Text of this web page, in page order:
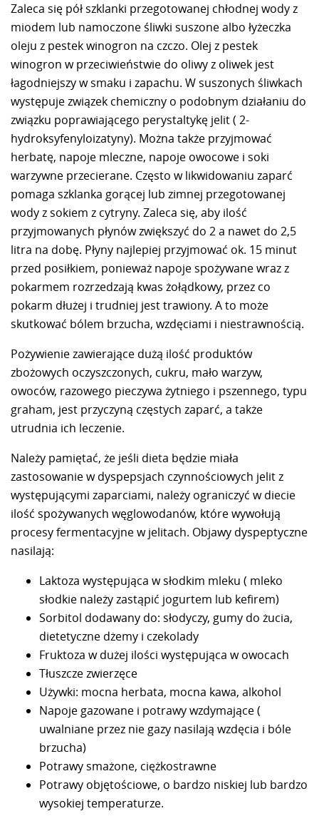
Zaleca się pół szklanki przegotowanej chłodnej wody z
miodem lub namoczone śliwki suszone albo łyżeczka
oleju z pestek winogron na czczo. Olej z pestek
winogron w przeciwieństwie do oliwy z oliwek jest
łagodniejszy w smaku i zapachu. W suszonych śliwkach
występuje związek chemiczny o podobnym działaniu do
związku poprawiającego perystaltykę jelit ( 2-
hydroksyfenyloizatyny). Można także przyjmować
herbatę, napoje mleczne, napoje owocowe i soki
warzywne przecierane. Często w likwidowaniu zaparć
pomaga szklanka gorącej lub zimnej przegotowanej
wody z sokiem z cytryny. Zaleca się, aby ilość
przyjmowanych płynów zwiększyć do 2 a nawet do 2,5
litra na dobę. Płyny najlepiej przyjmować ok. 15 minut
przed posiłkiem, ponieważ napoje spożywane wraz z
pokarmem rozrzedzają kwas żołądkowy, przez co
pokarm dłużej i trudniej jest trawiony. A to może
skutkować bólem brzucha, wzdęciami i niestrawnością.
Pożywienie zawierające dużą ilość produktów
zbożowych oczyszczonych, cukru, mało warzyw,
owoców, razowego pieczywa żytniego i pszennego, typu
graham, jest przyczyną częstych zaparć, a także
utrudnia ich leczenie.
Należy pamiętać, że jeśli dieta będzie miała
zastosowanie w dyspepsjach czynnościowych jelit z
występującymi zaparciami, należy ograniczyć w diecie
ilość spożywanych węglowodanów, które wywołują
procesy fermentacyjne w jelitach. Objawy dyspeptyczne
nasilają:
Laktoza występująca w słodkim mleku ( mleko
słodkie należy zastąpić jogurtem lub kefirem)
Sorbitol dodawany do: słodyczy, gumy do żucia,
dietetyczne dżemy i czekolady
Fruktoza w dużej ilości występująca w owocach
Tłuszcze zwierzęce
Używki: mocna herbata, mocna kawa, alkohol
Napoje gazowane i potrawy wzdymające (
uwalniane przez nie gazy nasilają wzdęcia i bóle
brzucha)
Potrawy smażone, ciężkostrawne
Potrawy objętościowe, o bardzo niskiej lub bardzo
wysokiej temperaturze.